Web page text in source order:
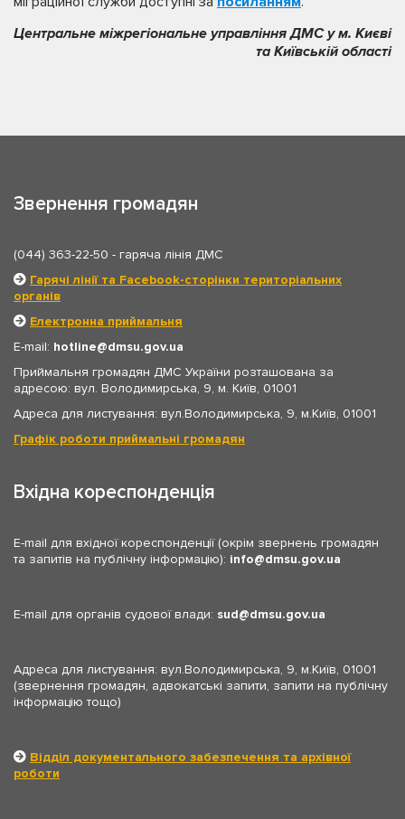
Центральне міжрегіональне управління ДМС у м. Києві
та Київській області
Звернення громадян
(044) 363-22-50 - гаряча лінія ДМС
Гарячі лінії та Facebook-сторінки територіальних
органів
Електронна приймальня
E-mail: hotline
dmsu.gov.ua
Приймальня громадян ДМС України розташована за
адресою: вул. Володимирська, 9, м. Київ, 01001
Адреса для листування: вул.Володимирська, 9, м.Київ, 01001
Графік роботи приймальні громадян
Вхідна кореспонденція
E-mail для вхідної кореспонденції (окрім звернень громадян
та запитів на публічну інформацію): info dmsu.gov.ua
E-mail для органів судової влади: sud dmsu.gov.ua
Адреса для листування: вул.Володимирська, 9, м.Київ, 01001
(звернення громадян, адвокатські запити, запити на публічну
інформацію тощо)
Відділ документального забезпечення та архівної
роботи